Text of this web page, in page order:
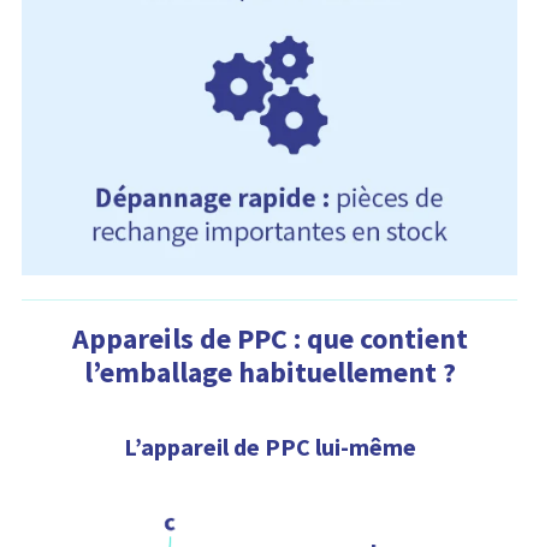
Appareils de PPC : que contient
l’emballage habituellement ?
L’appareil de PPC lui-même